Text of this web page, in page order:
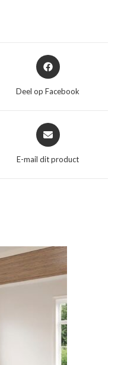
Opent
in
nieuw
Deel op Facebook
Opent
in
nieuw
E-mail dit product